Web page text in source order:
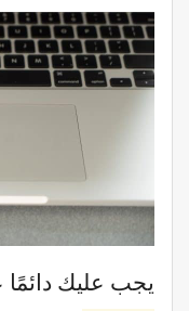
يجب عليك دائمًا